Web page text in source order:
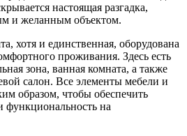
настоящая разгадка,
и желанным объектом.
хотя и единственная, оборудована
проживания. Здесь есть
зона, ванная комната, а также
салон. Все элементы мебели и
образом, чтобы обеспечить
на